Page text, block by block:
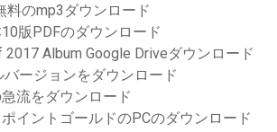
料のmp3ダウンロード
版PDFのダウンロード
2017 Album Google Driveダウンロード
ージョンをダウンロード
流をダウンロード
イントゴールドのPCのダウンロード